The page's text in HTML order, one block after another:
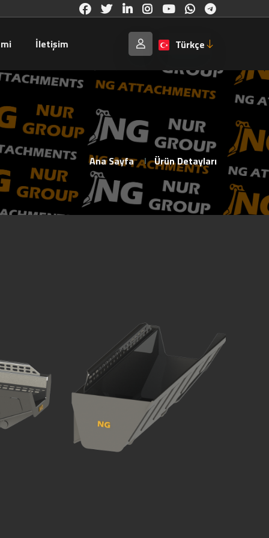
İletişim Türkçe
Ana Sayfa Ürün Detayları